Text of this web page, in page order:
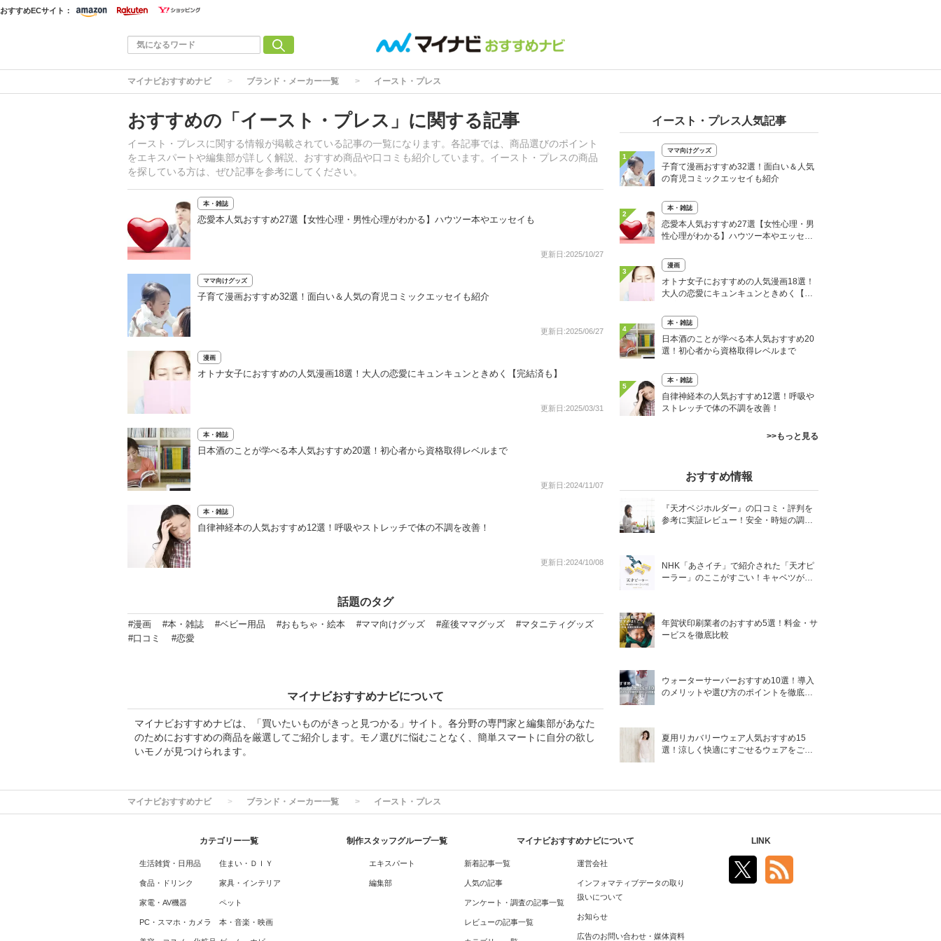
おすすめECサイト：
マイナビおすすめナビ ブランド・メーカー一覧 イースト・プレス
おすすめの「イースト・プレス」に関する記事
イースト・プレスに関する情報が掲載されている記事の一覧になります。各記事では、商品選びのポイント
をエキスパートや編集部が詳しく解説、おすすめ商品や口コミも紹介しています。イースト・プレスの商品
を探している方は、ぜひ記事を参考にしてください。
本・雑誌
恋愛本人気おすすめ27選【女性心理・男性心理がわかる】ハウツー本やエッセイも
更新日:2025/10/27
ママ向けグッズ
子育て漫画おすすめ32選！面白い＆人気の育児コミックエッセイも紹介
更新日:2025/06/27
漫画
オトナ女子におすすめの人気漫画18選！大人の恋愛にキュンキュンときめく【完結済も】
更新日:2025/03/31
本・雑誌
日本酒のことが学べる本人気おすすめ20選！初心者から資格取得レベルまで
更新日:2024/11/07
本・雑誌
自律神経本の人気おすすめ12選！呼吸やストレッチで体の不調を改善！
更新日:2024/10/08
話題のタグ
#漫画 #本・雑誌 #ベビー用品 #おもちゃ・絵本 #ママ向けグッズ #産後ママグッズ
#マタニティグッズ
#口コミ
#恋愛
マイナビおすすめナビについて
マイナビおすすめナビは、「買いたいものがきっと見つかる」サイト。各分野の専門家と編集部があなた
のためにおすすめの商品を厳選してご紹介します。モノ選びに悩むことなく、簡単スマートに自分の欲し
いモノが見つけられます。
イースト・プレス人気記事
1
ママ向けグッズ
子育て漫画おすすめ32選！面白い＆人気
の育児コミックエッセイも紹介
2
本・雑誌
恋愛本人気おすすめ27選【女性心理・男
性心理がわかる】ハウツー本やエッセイ
3
漫画
オトナ女子におすすめの人気漫画18選！
大人の恋愛にキュンキュンときめく【完
4
本・雑誌
日本酒のことが学べる本人気おすすめ20
選！初心者から資格取得レベルまで
5
本・雑誌
自律神経本の人気おすすめ12選！呼吸や
ストレッチで体の不調を改善！
>>もっと見る
おすすめ情報
『天才ベジホルダー』の口コミ・評判を
参考に実証レビュー！安全・時短の調理
NHK「あさイチ」で紹介された「天才ピ
ーラー」のここがすごい！キャベツがほ
年賀状印刷業者のおすすめ5選！料金・サ
ービスを徹底比較
ウォーターサーバーおすすめ10選！導入
のメリットや選び方のポイントを徹底解
夏用リカバリーウェア人気おすすめ15
選！涼しく快適にすごせるウェアをご紹
マイナビおすすめナビ ブランド・メーカー一覧 イースト・プレス
カテゴリー一覧
生活雑貨・日用品
食品・ドリンク
家電・AV機器
PC・スマホ・カメラ
住まい・ＤＩＹ
家具・インテリア
ペット
本・音楽・映画
制作スタッフグループ一覧
エキスパート
編集部
マイナビおすすめナビについて
新着記事一覧
人気の記事
アンケート・調査の記事一覧
レビューの記事一覧
運営会社
インフォマティブデータの取り
扱いについて
お知らせ
広告のお問い合わせ・媒体資料
LINK